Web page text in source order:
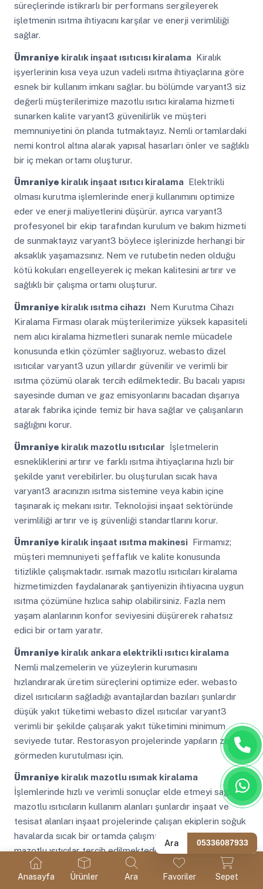
Anasayfa Ürünler Ara Favoriler Sepet
süreçlerinde istikrarlı bir performans sergileyerek
işletmenin ısıtma ihtiyacını karşılar ve enerji verimliliği
sağlar.
Ümraniye kiralık inşaat ısıtıcısı kiralamaKiralık
işyerlerinin kısa veya uzun vadeli ısıtma ihtiyaçlarına göre
esnek bir kullanım imkanı sağlar. bu bölümde varyant3 siz
değerli müşterilerimize mazotlu ısıtıcı kiralama hizmeti
sunarken kalite varyant3 güvenilirlik ve müşteri
memnuniyetini ön planda tutmaktayız. Nemli ortamlardaki
nemi kontrol altına alarak yapısal hasarları önler ve sağlıklı
bir iç mekan ortamı oluşturur.
Ümraniye kiralık inşaat ısıtıcı kiralamaElektrikli
olması kurutma işlemlerinde enerji kullanımını optimize
eder ve enerji maliyetlerini düşürür. ayrıca varyant3
profesyonel bir ekip tarafından kurulum ve bakım hizmeti
de sunmaktayız varyant3 böylece işlerinizde herhangi bir
aksaklık yaşamazsınız. Nem ve rutubetin neden olduğu
kötü kokuları engelleyerek iç mekan kalitesini artırır ve
sağlıklı bir çalışma ortamı oluşturur.
Ümraniye kiralık ısıtma cihazıNem Kurutma Cihazı
Kiralama Firması olarak müşterilerimize yüksek kapasiteli
nem alıcı kiralama hizmetleri sunarak nemle mücadele
konusunda etkin çözümler sağlıyoruz. webasto dizel
ısıtıcılar varyant3 uzun yıllardır güvenilir ve verimli bir
ısıtma çözümü olarak tercih edilmektedir. Bu bacalı yapısı
sayesinde duman ve gaz emisyonlarını bacadan dışarıya
atarak fabrika içinde temiz bir hava sağlar ve çalışanların
sağlığını korur.
Ümraniye kiralık mazotlu ısıtıcılar İşletmelerin
esnekliklerini artırır ve farklı ısıtma ihtiyaçlarına hızlı bir
şekilde yanıt verebilirler. bu oluşturulan sıcak hava
varyant3 aracınızın ısıtma sistemine veya kabin içine
taşınarak iç mekanı ısıtır. Teknolojisi inşaat sektöründe
verimliliği artırır ve iş güvenliği standartlarını korur.
Ümraniye kiralık inşaat ısıtma makinesiFirmamız;
müşteri memnuniyeti şeffaflık ve kalite konusunda
titizlikle çalışmaktadır. ısımak mazotlu ısıtıcıları kiralama
hizmetimizden faydalanarak şantiyenizin ihtiyacına uygun
ısıtma çözümüne hızlıca sahip olabilirsiniz. Fazla nem
yaşam alanlarının konfor seviyesini düşürerek rahatsız
edici bir ortam yaratır.
Ümraniye kiralık ankara elektrikli ısıtıcı kiralama
Nemli malzemelerin ve yüzeylerin kurumasını
hızlandırarak üretim süreçlerini optimize eder. webasto
dizel ısıtıcıların sağladığı avantajlardan bazıları şunlardır
düşük yakıt tüketimi webasto dizel ısıtıcılar varyant3
verimli bir şekilde çalışarak yakıt tüketimini minimum
seviyede tutar. Restorasyon projelerinde yapıların zarar
görmeden kurutulması için.
Ümraniye kiralık mazotlu ısımak kiralama
İşlemlerinde hızlı ve verimli sonuçlar elde etmeyi sağlar.
mazotlu ısıtıcıların kullanım alanları şunlardır inşaat ve
tesisat alanları inşaat projelerinde çalışan ekiplerin soğuk
havalarda sıcak bir ortamda çalışmalarını sağlamak için
mazotlu ısıtıcılar tercih edilmektedir. Hava akışının
sağlanması için yeterli havalandırma düzenlemeleri.
Ara 05336087933